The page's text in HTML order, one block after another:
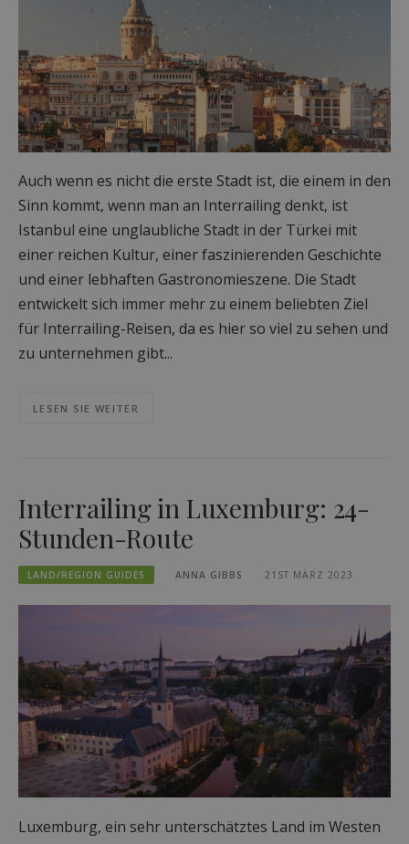
Auch wenn es nicht die erste Stadt ist, die einem in den
Sinn kommt, wenn man an Interrailing denkt, ist
Istanbul eine unglaubliche Stadt in der Türkei mit
einer reichen Kultur, einer faszinierenden Geschichte
und einer lebhaften Gastronomieszene. Die Stadt
entwickelt sich immer mehr zu einem beliebten Ziel
für Interrailing-Reisen, da es hier so viel zu sehen und
zu unternehmen gibt...
LESEN SIE WEITER
Interrailing in Luxemburg: 24-
Stunden-Route
LAND/REGION GUIDES ANNA GIBBS 21ST MÄRZ 2023
Luxemburg, ein sehr unterschätztes Land im Westen